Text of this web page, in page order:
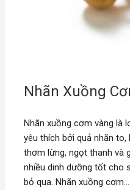
Nhãn Xuồng
Nhãn xuồng cơm vàng là
yêu thích bởi quả nhãn
thơm lừng, ngọt thanh và
nhiều dinh dưỡng tốt cho
bỏ qua. Nhãn xuồng cơm…